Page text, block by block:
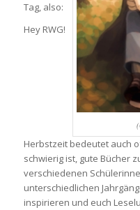
Tag, also:
Hey RWG!
Herbstzeit bedeutet auch
schwierig ist, gute Bücher
verschiedenen
unterschiedlichen
inspirieren und euch